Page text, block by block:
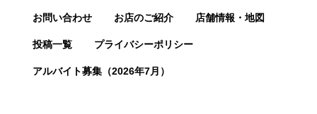
お問い合わせ お店のご紹介 店舗情報・地図
投稿一覧 プライバシーポリシー
アルバイト募集（2026年7月）